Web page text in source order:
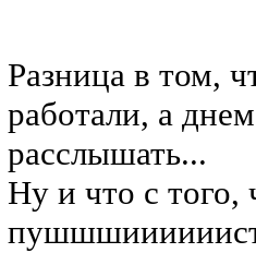
Разница в том,
работали, а
расслышать...
Ну и что с того,